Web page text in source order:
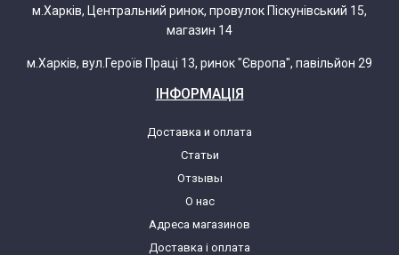
м.Харків, Центральний ринок, провулок Піскунівський 15,
магазин 14
м.Харків, вул.Героїв Праці 13, ринок "Європа", павільйон 29
ІНФОРМАЦІЯ
Доставка и оплата
Статьи
Отзывы
О нас
Адреса магазинов
Доставка і оплата